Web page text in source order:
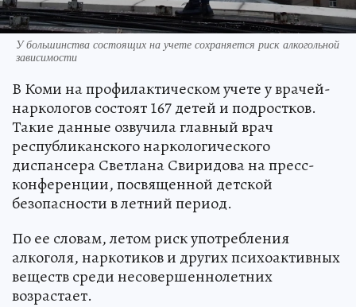
У большинства состоящих на учете сохраняется риск алкогольной
зависимости
В Коми на профилактическом учете у врачей-
наркологов состоят 167 детей и подростков.
Такие данные озвучила главный врач
республиканского наркологического
диспансера Светлана Свиридова на пресс-
конференции, посвященной детской
безопасности в летний период.
По ее словам, летом риск употребления
алкоголя, наркотиков и других психоактивных
веществ среди несовершеннолетних
возрастает.